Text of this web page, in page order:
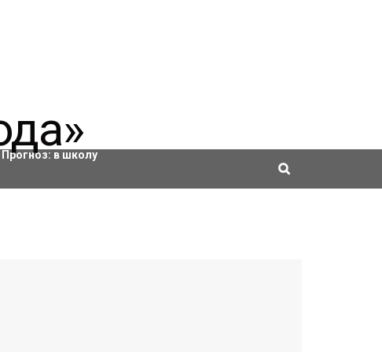
Актировки
Прогноз: в школу